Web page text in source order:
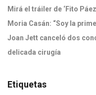
Mirá el tráiler de ‘Fito
Moria Casán: “Soy la
Joan Jett canceló dos
delicada cirugía
Etiquetas